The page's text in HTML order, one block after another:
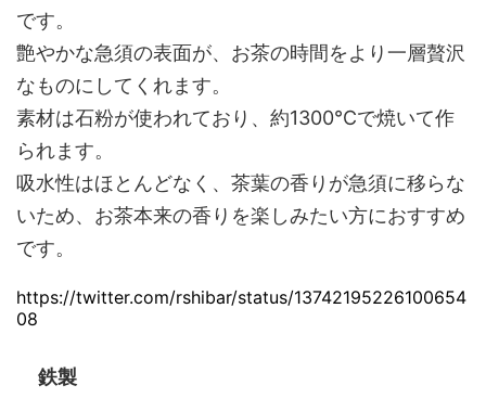
です。
艶やかな急須の表面が、お茶の時間をより一層贅沢
なものにしてくれます。
素材は石粉が使われており、約1300℃で焼いて作
られます。
吸水性はほとんどなく、茶葉の香りが急須に移らな
いため、お茶本来の香りを楽しみたい方におすすめ
です。
https://twitter.com/rshibar/status/13742195226100654
08
鉄製